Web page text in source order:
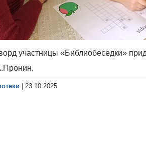
участницы «Библиобеседки»
| 23.10.2025